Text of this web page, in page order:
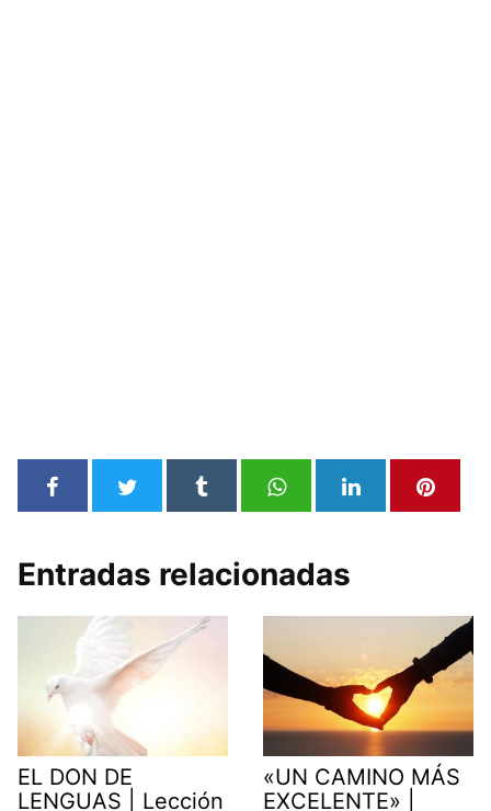
Entradas relacionadas
EL DON DE
LENGUAS | Lección
«UN CAMINO MÁS
EXCELENTE» |